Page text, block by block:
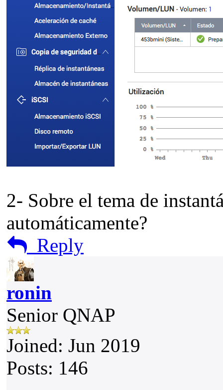
2- Sobre el tema de
automáticamente?
Reply
ronin
Senior QNAP
Joined: Jun 2019
Posts: 146